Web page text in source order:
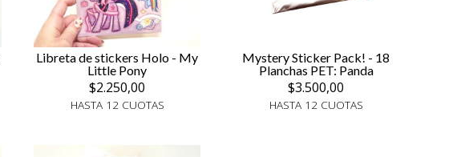
Libreta de stickers Holo - My
Little Pony
$2.250,00
HASTA 12 CUOTAS
Mystery Sticker Pack! - 18
Planchas PET: Panda
$3.500,00
HASTA 12 CUOTAS